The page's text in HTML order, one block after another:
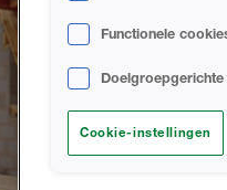
Functionele
Cookie-instellingen